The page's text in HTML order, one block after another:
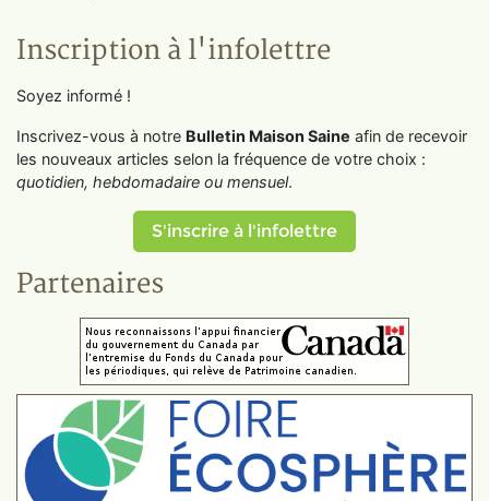
Inscription à l'infolettre
Soyez informé !
Inscrivez-vous à notre Bulletin Maison Saine afin de recevoir
les nouveaux articles selon la fréquence de votre choix :
quotidien, hebdomadaire ou mensuel.
S'inscrire à l'infolettre
Partenaires